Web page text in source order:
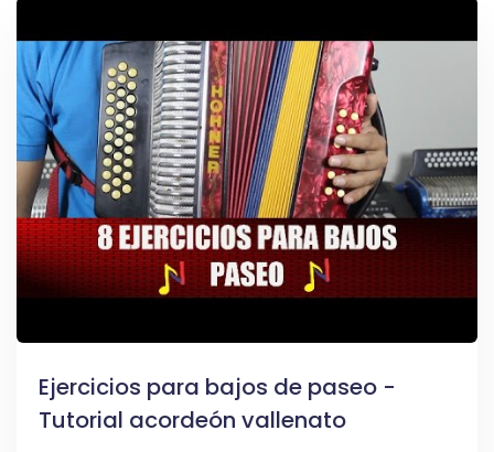
Ejercicios para bajos de paseo -
Tutorial acordeón vallenato